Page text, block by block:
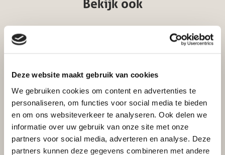
Deze website maakt gebruik van cookies
We gebruiken cookies om content en advertenties te
personaliseren, om functies voor social media te bieden
en om ons websiteverkeer te analyseren. Ook delen we
informatie over uw gebruik van onze site met onze
partners voor social media, adverteren en analyse. Deze
partners kunnen deze gegevens combineren met andere
Bekijk ook